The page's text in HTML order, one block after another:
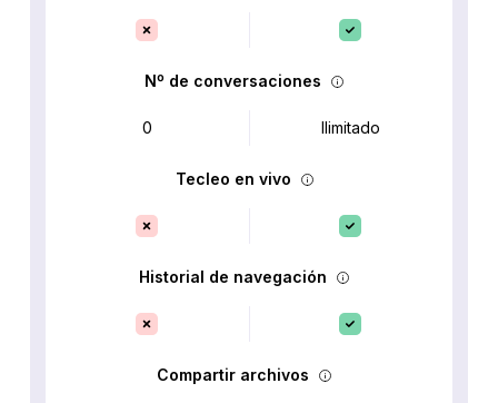
Nº de conversaciones
0 Ilimitado
Tecleo en vivo
Historial de navegación
Compartir archivos